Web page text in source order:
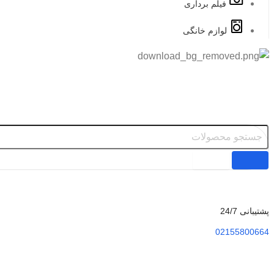
فیلم برداری
لوازم خانگی
پشتیبانی 24/7
02155800664